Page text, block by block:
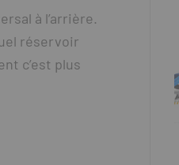
à l’arrière.
réservoir
c’est plus